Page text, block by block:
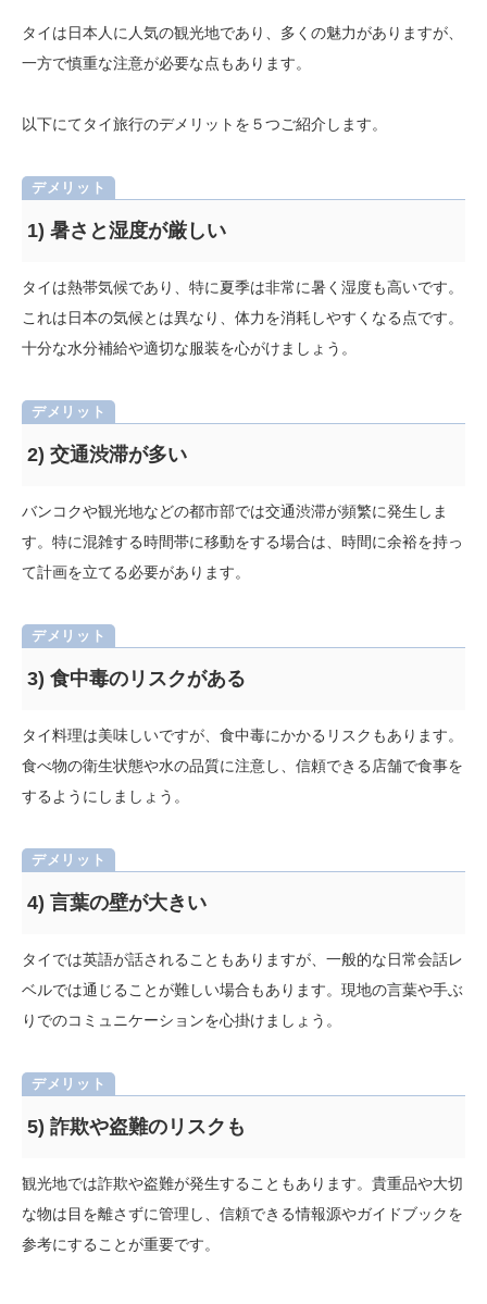
タイは日本人に人気の観光地であり、多くの魅力がありますが、
一方で慎重な注意が必要な点もあります。
以下にてタイ旅行のデメリットを５つご紹介します。
1) 暑さと湿度が厳しい
タイは熱帯気候であり、特に夏季は非常に暑く湿度も高いです。
これは日本の気候とは異なり、体力を消耗しやすくなる点です。
十分な水分補給や適切な服装を心がけましょう。
2) 交通渋滞が多い
バンコクや観光地などの都市部では交通渋滞が頻繁に発生しま
す。特に混雑する時間帯に移動をする場合は、時間に余裕を持っ
て計画を立てる必要があります。
3) 食中毒のリスクがある
タイ料理は美味しいですが、食中毒にかかるリスクもあります。
食べ物の衛生状態や水の品質に注意し、信頼できる店舗で食事を
するようにしましょう。
4) 言葉の壁が大きい
タイでは英語が話されることもありますが、一般的な日常会話レ
ベルでは通じることが難しい場合もあります。現地の言葉や手ぶ
りでのコミュニケーションを心掛けましょう。
5) 詐欺や盗難のリスクも
観光地では詐欺や盗難が発生することもあります。貴重品や大切
な物は目を離さずに管理し、信頼できる情報源やガイドブックを
参考にすることが重要です。